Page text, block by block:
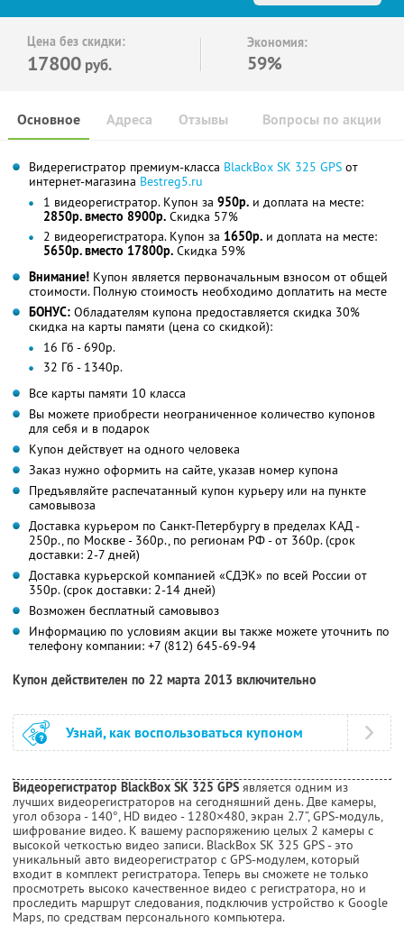
Цена без скидки:
17800 руб.
Экономия:
59%
Основное Отзывы Вопросы по акции
Адреса
Видерегистратор премиум-класса BlackBox SK 325 GPS от
интернет-магазина Bestreg5.ru
1 видеорегистратор. Купон за 950р. и доплата на месте:
2850р. вместо 8900р. Скидка 57%
2 видеорегистратора. Купон за 1650р. и доплата на месте:
5650р. вместо 17800р. Скидка 59%
Внимание! Купон является первоначальным взносом от общей
стоимости. Полную стоимость необходимо доплатить на месте
БОНУС: Обладателям купона предоставляется скидка 30%
скидка на карты памяти (цена со скидкой):
16 Гб - 690р.
32 Гб - 1340р.
Все карты памяти 10 класса
Вы можете приобрести неограниченное количество купонов
для себя и в подарок
Купон действует на одного человека
Заказ нужно оформить на сайте, указав номер купона
Предъявляйте распечатанный купон курьеру или на пункте
самовывоза
Доставка курьером по Санкт-Петербургу в пределах КАД -
250р., по Москве - 360р., по регионам РФ - от 360р. (срок
доставки: 2-7 дней)
Доставка курьерской компанией «СДЭК» по всей России от
350р. (срок доставки: 2-14 дней)
Возможен бесплатный самовывоз
Информацию по условиям акции вы также можете уточнить по
телефону компании: +7 (812) 645-69-94
Купон действителен по 22 марта 2013 включительно
Узнай, как воспользоваться купоном
Видеорегистратор BlackBox SK 325 GPS является одним из
лучших видеорегистраторов на сегодняшний день. Две камеры,
угол обзора - 140°, HD видео - 1280×480, экран 2.7”, GPS-модуль,
шифрование видео. К вашему распоряжению целых 2 камеры с
высокой четкостью видео записи. BlackBox SK 325 GPS - это
уникальный авто видеорегистратор с GPS-модулем, который
входит в комплект регистратора. Теперь вы сможете не только
просмотреть высоко качественное видео с регистратора, но и
проследить маршрут следования, подключив устройство к Google
Maps, по средствам персонального компьютера.